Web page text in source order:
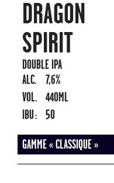
DRAGON
SPIRIT
DOUBLE IPA
ALC.
7,6%
VOL.
440ML
IBU :
50
GAMME « CLASSIQUE »